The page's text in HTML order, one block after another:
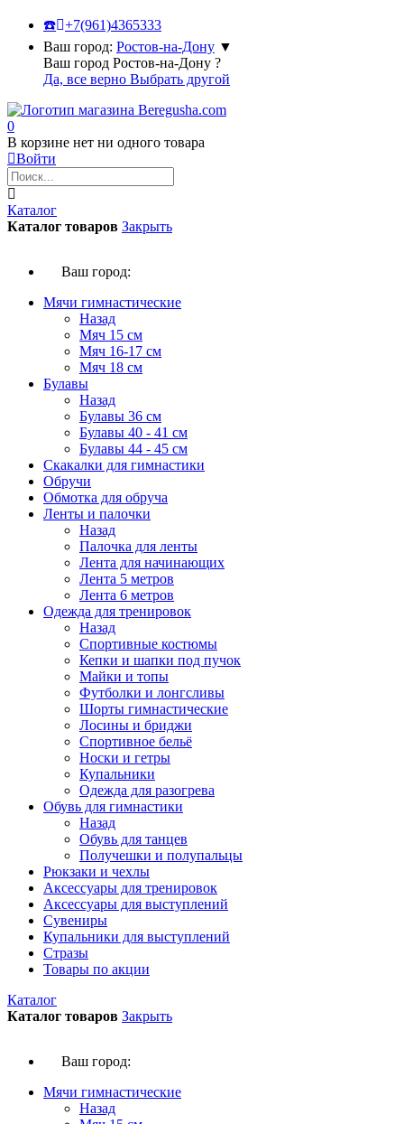
☎️ +7(961)4365333
Ваш город: Ростов-на-Дону ▼
Ваш город Ростов-на-Дону ?
Да, все верно Выбрать другой
0
В корзине нет ни одного товара
Войти
Каталог
Каталог товаров Закрыть
Ваш город:
Мячи гимнастические
Назад
Мяч 15 см
Мяч 16-17 см
Мяч 18 см
Булавы
Назад
Булавы 36 см
Булавы 40 - 41 см
Булавы 44 - 45 см
Скакалки для гимнастики
Обручи
Обмотка для обруча
Ленты и палочки
Назад
Палочка для ленты
Лента для начинающих
Лента 5 метров
Лента 6 метров
Одежда для тренировок
Назад
Спортивные костюмы
Кепки и шапки под пучок
Майки и топы
Футболки и лонгсливы
Шорты гимнастические
Лосины и бриджи
Спортивное бельё
Носки и гетры
Купальники
Одежда для разогрева
Обувь для гимнастики
Назад
Обувь для танцев
Получешки и полупальцы
Рюкзаки и чехлы
Аксессуары для тренировок
Аксессуары для выступлений
Сувениры
Купальники для выступлений
Стразы
Товары по акции
Каталог
Каталог товаров Закрыть
Ваш город:
Мячи гимнастические
Назад